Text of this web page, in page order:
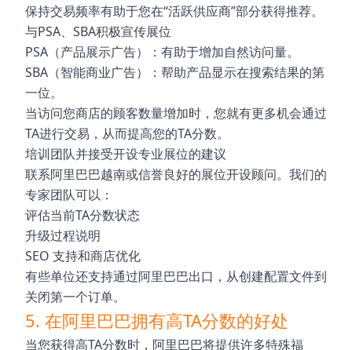
保持交易频率有助于您在“活跃供应商”部分获得推荐。
与PSA、SBA积极宣传展位
PSA（产品展示广告）：有助于增加自然访问量。
SBA（智能商业广告）：帮助产品显示在搜索结果的第
一位。
当访问您商店的顾客数量增加时，您就有更多机会通过
TA进行交易，从而提高您的TA分数。
培训团队并接受开设专业展位的建议
联系阿里巴巴越南或信誉良好的展位开设顾问。我们的
专家团队可以：
评估当前TA分数状态
升级过程说明
SEO 支持和商店优化
有些单位还支持通过阿里巴巴出口，从创建配置文件到
关闭第一个订单。
5. 在阿里巴巴拥有高TA分数的好处
当您获得高TA分数时，阿里巴巴将提供许多特殊福